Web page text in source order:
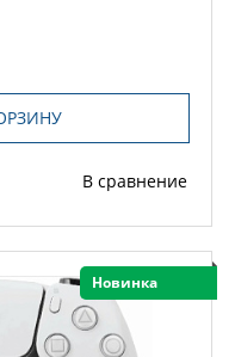
В сравнение
Новинка